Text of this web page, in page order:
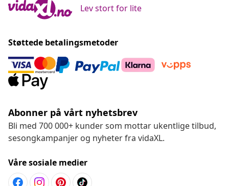
Lev stort for lite
Støttede betalingsmetoder
Abonner på vårt nyhetsbrev
Bli med 700 000+ kunder som mottar ukentlige tilbud,
sesongkampanjer og nyheter fra vidaXL.
Våre sosiale medier